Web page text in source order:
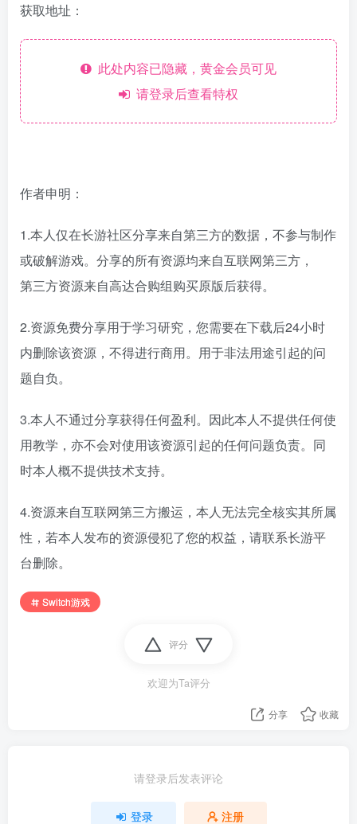
获取地址：
此处内容已隐藏，黄金会员可见
请登录后查看特权
作者申明：
1.本人仅在长游社区分享来自第三方的数据，不参与制作
或破解游戏。分享的所有资源均来自互联网第三方，
第三方资源来自高达合购组购买原版后获得。
2.资源免费分享用于学习研究，您需要在下载后24小时
内删除该资源，不得进行商用。用于非法用途引起的问
题自负。
3.本人不通过分享获得任何盈利。因此本人不提供任何使
用教学，亦不会对使用该资源引起的任何问题负责。同
时本人概不提供技术支持。
4.资源来自互联网第三方搬运，本人无法完全核实其所属
性，若本人发布的资源侵犯了您的权益，请联系长游平
台删除。
Switch游戏
评分
欢迎为Ta评分
分享 收藏
请登录后发表评论
登录 注册